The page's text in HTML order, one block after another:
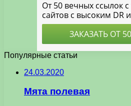
Популярные статьи
24.03.2020
Мята полевая